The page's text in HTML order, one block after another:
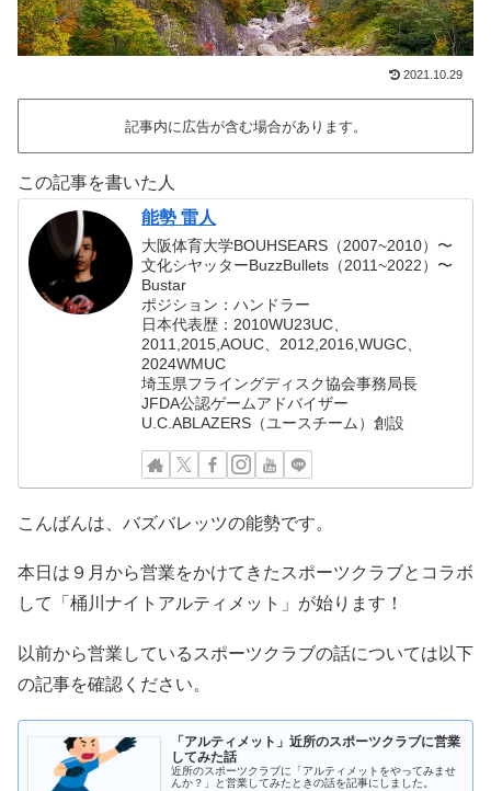
2021.10.29
記事内に広告が含む場合があります。
この記事を書いた人
能勢 雷人
大阪体育大学BOUHSEARS（2007~2010）〜
文化シヤッターBuzzBullets（2011~2022）〜
Bustar
ポジション：ハンドラー
日本代表歴：2010WU23UC、
2011,2015,AOUC、2012,2016,WUGC、
2024WMUC
埼玉県フライングディスク協会事務局長
JFDA公認ゲームアドバイザー
U.C.ABLAZERS（ユースチーム）創設
こんばんは、バズバレッツの能勢です。
本日は９月から営業をかけてきたスポーツクラブとコラボ
して「桶川ナイトアルティメット」が始ります！
以前から営業しているスポーツクラブの話については以下
の記事を確認ください。
「アルティメット」近所のスポーツクラブに営業
してみた話
近所のスポーツクラブに「アルティメットをやってみませ
んか？」と営業してみたときの話を記事にしました。